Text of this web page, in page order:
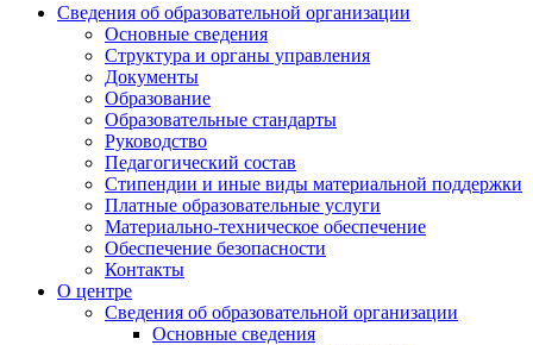
Сведения об образовательной организации
Основные сведения
Структура и органы управления
Документы
Образование
Образовательные стандарты
Руководство
Педагогический состав
Стипендии и иные виды материальной поддержки
Платные образовательные услуги
Материально-техническое обеспечение
Обеспечение безопасности
Контакты
О центре
Сведения об образовательной организации
Основные сведения